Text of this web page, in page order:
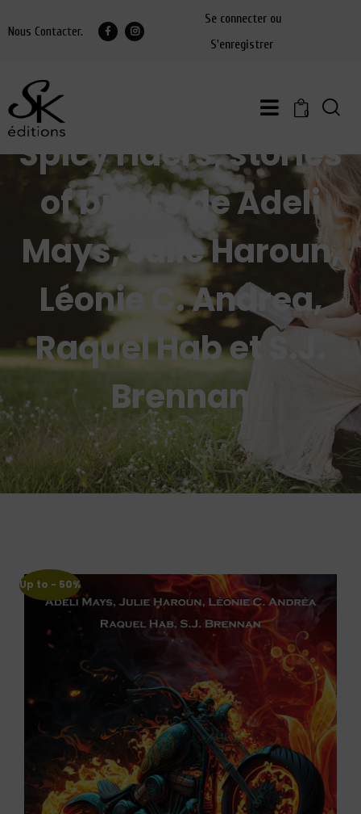
Nous Contacter.
Se connecter ou
S'enregistrer
0
Spicy riders, stories
of bikers de Adeli
Mays, Julie Haroun,
Léonie C. Andrea,
Raquel Hab et S.J.
Brennan
Up to - 50%